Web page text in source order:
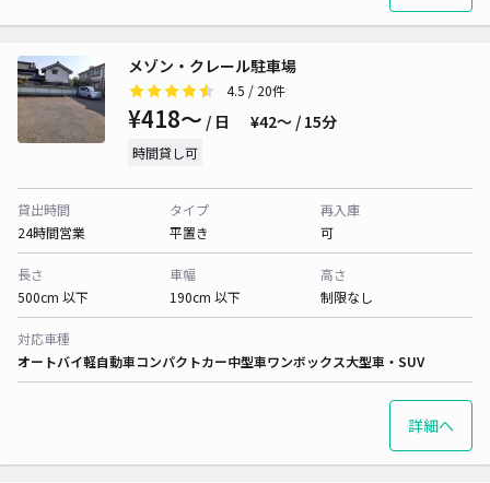
メゾン・クレール駐車場
4.5 / 20件
¥418〜 / 日 ¥42〜 / 15分
時間貸し可
貸出時間
24時間営業
タイプ
平置き
再入庫
可
長さ
500cm 以下
車幅
190cm 以下
高さ
制限なし
対応車種
オートバイ軽自動車コンパクトカー中型車ワンボックス大型車・SUV
詳細へ